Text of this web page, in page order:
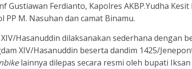
Gustiawan Ferdianto, Kapolres AKBP.Yudha
PP M. Nasuhan dan camat Binamu.
Hasanuddin dilaksanakan sederhana dengan
XIV/Hasanuddin beserta dandim 1425/
lainnya dilepas secara resmi oleh bupati